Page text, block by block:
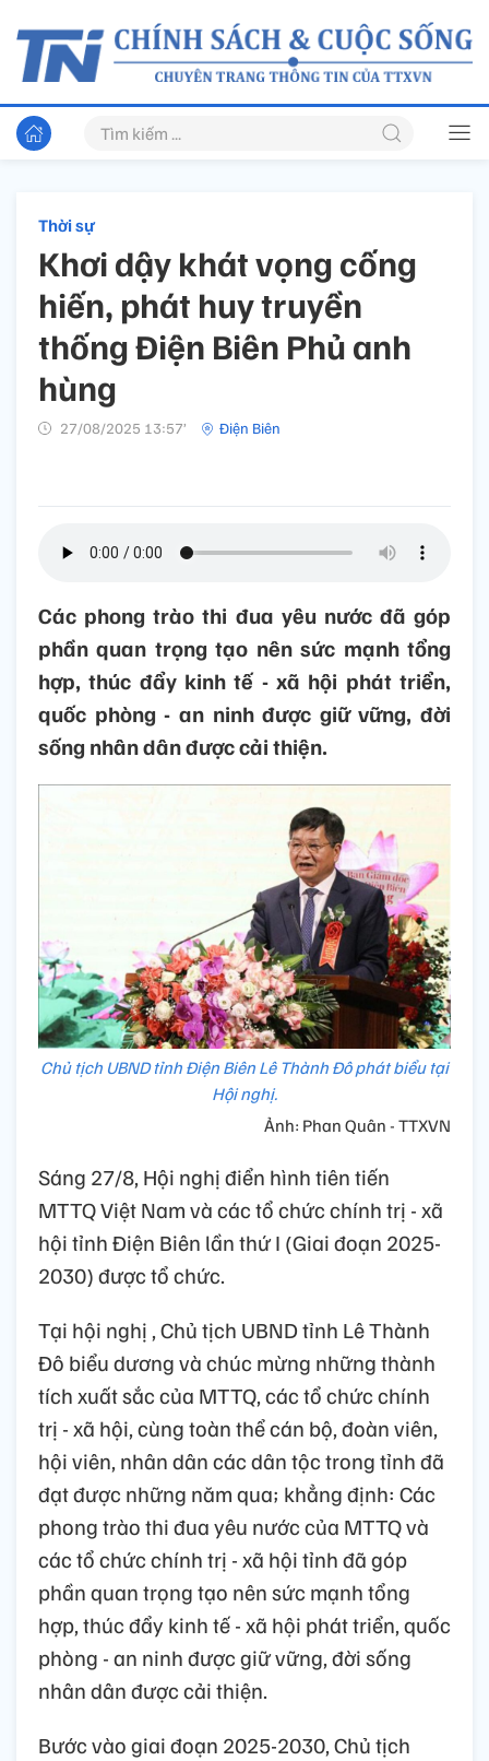
Thời sự
Khơi dậy khát vọng cống
hiến, phát huy truyền
thống Điện Biên Phủ anh
hùng
27/08/2025 13:57’ Điện Biên
Các phong trào thi đua yêu nước đã góp
phần quan trọng tạo nên sức mạnh tổng
hợp, thúc đẩy kinh tế - xã hội phát triển,
quốc phòng - an ninh được giữ vững, đời
sống nhân dân được cải thiện.
Chủ tịch UBND tỉnh Điện Biên Lê Thành Đô phát biểu tại
Hội nghị.
Ảnh: Phan Quân - TTXVN
Sáng 27/8, Hội nghị điển hình tiên tiến
MTTQ Việt Nam và các tổ chức chính trị - xã
hội tỉnh Điện Biên lần thứ I (Giai đoạn 2025-
2030) được tổ chức.
Tại hội nghị , Chủ tịch UBND tỉnh Lê Thành
Đô biểu dương và chúc mừng những thành
tích xuất sắc của MTTQ, các tổ chức chính
trị - xã hội, cùng toàn thể cán bộ, đoàn viên,
hội viên, nhân dân các dân tộc trong tỉnh đã
đạt được những năm qua; khẳng định: Các
phong trào thi đua yêu nước của MTTQ và
các tổ chức chính trị - xã hội tỉnh đã góp
phần quan trọng tạo nên sức mạnh tổng
hợp, thúc đẩy kinh tế - xã hội phát triển, quốc
phòng - an ninh được giữ vững, đời sống
nhân dân được cải thiện.
Bước vào giai đoạn 2025-2030, Chủ tịch